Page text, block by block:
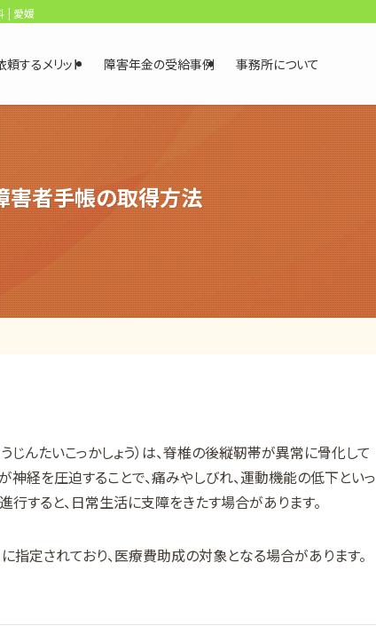
愛媛・松山障害年金相談センター
頼するメリット 障害年金の受給事例 事務所について
害者手帳の取得方法
じんたいこっかしょう）は、脊椎の後縦靭帯が異常に骨化して
神経を圧迫することで、痛みやしびれ、運動機能の低下といっ
行すると、日常生活に支障をきたす場合があります。
指定されており、医療費助成の対象となる場合があります。